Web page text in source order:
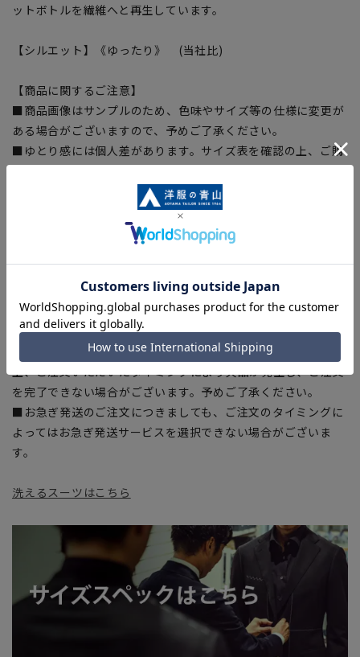
ットボトルを繊維へと再生しています。
【シルエット】《ゆったり》 (当社比)
【商品に関するご注意】
■商品画像はサンプルのため、色味やサイズ等の仕様に変更が
ある場合がございますので、予めご了承ください。
■ゆとり感には個人差があります。サイズ表を確認の上、ご購
入の目安としてご利用ください。
■生地や仕様・デザインにより、着用感や実際のサイズ表に若
干の誤差が生じる場合がございます。予めご了承ください。
■サイズスペックは仕上がりサイズを記載しております。一
■ブラウザやお使いのモニター環境、また撮影時の室内外の光
加減により、実際の商品と掲載画像の色味が異なる場合がござ
います。
■店舗や各モールサイトと商品在庫を共有しております関係
上、ご注文いただいたタイミングにより欠品が発生し、ご注文
を完了できない場合がございます。予めご了承ください。
■お急ぎ発送のご注文につきましても、ご注文のタイミングに
よってはお急ぎ発送サービスを選択できない場合がございま
す。
洗えるスーツはこちら